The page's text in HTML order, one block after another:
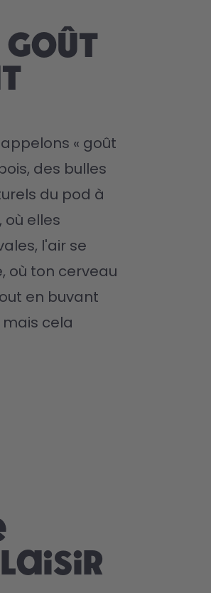
goût
« goût
des bulles
du pod à
elles
l'air se
où ton cerveau
en buvant
cela